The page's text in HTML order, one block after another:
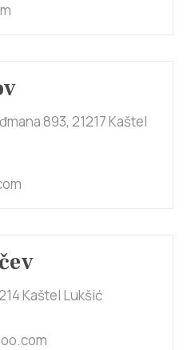
893, 21217 Kaštel
Kaštel Lukšić